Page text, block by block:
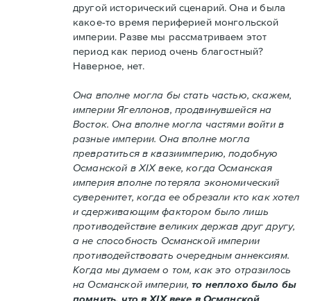
другой исторический сценарий. Она и была
какое-то время периферией монгольской
империи. Разве мы рассматриваем этот
период как период очень благостный?
Наверное, нет.
Она вполне могла бы стать частью, скажем,
империи Ягеллонов, продвинувшейся на
Восток. Она вполне могла частями войти в
разные империи. Она вполне могла
превратиться в квазиимперию, подобную
Османской в XIX веке, когда Османская
империя вполне потеряла экономический
суверенитет, когда ее обрезали кто как хотел
и сдерживающим фактором было лишь
противодействие великих держав друг другу,
а не способность Османской империи
противодействовать очередным аннексиям.
Когда мы думаем о том, как это отразилось
на Османской империи,то неплохо было бы